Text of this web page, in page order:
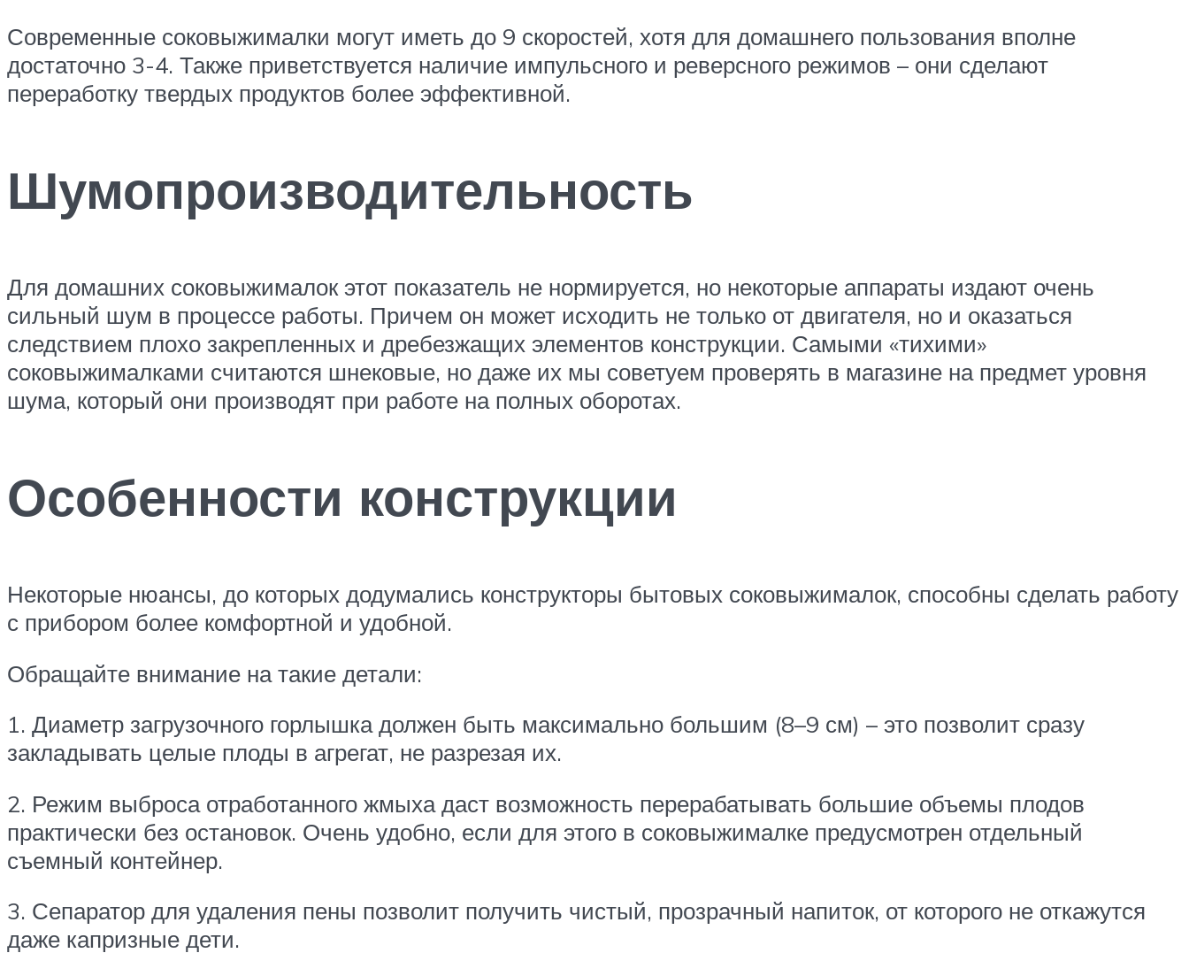
Современные соковыжималки могут иметь до 9 скоростей, хотя для домашнего пользования вполне
достаточно 3-4. Также приветствуется наличие импульсного и реверсного режимов – они сделают
переработку твердых продуктов более эффективной.
Шумопроизводительность
Для домашних соковыжималок этот показатель не нормируется, но некоторые аппараты издают очень
сильный шум в процессе работы. Причем он может исходить не только от двигателя, но и оказаться
следствием плохо закрепленных и дребезжащих элементов конструкции. Самыми «тихими»
соковыжималками считаются шнековые, но даже их мы советуем проверять в магазине на предмет уровня
шума, который они производят при работе на полных оборотах.
Особенности конструкции
Некоторые нюансы, до которых додумались конструкторы бытовых соковыжималок, способны сделать работу
с прибором более комфортной и удобной.
Обращайте внимание на такие детали:
1. Диаметр загрузочного горлышка должен быть максимально большим (8–9 см) – это позволит сразу
закладывать целые плоды в агрегат, не разрезая их.
2. Режим выброса отработанного жмыха даст возможность перерабатывать большие объемы плодов
практически без остановок. Очень удобно, если для этого в соковыжималке предусмотрен отдельный
съемный контейнер.
3. Сепаратор для удаления пены позволит получить чистый, прозрачный напиток, от которого не откажутся
даже капризные дети.